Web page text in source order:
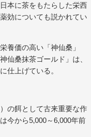
本に茶をもたらした栄西
効についても説かれてい
養価の高い「神仙桑」
仙桑抹茶ゴールド」は、
仕上げている。
の餌として古来重要な作
今から5,000～6,000年前